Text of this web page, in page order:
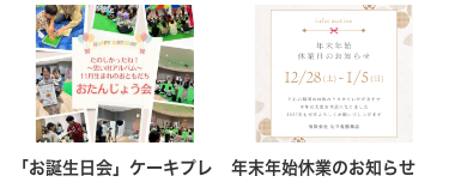
「お誕生日会」ケーキプレ
年末年始休業のお知らせ